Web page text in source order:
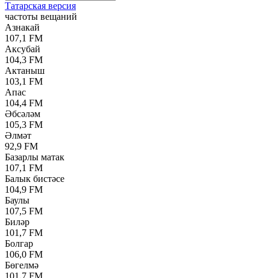
Татарская версия
частоты вещаний
Азнакай
107,1 FM
Аксубай
104,3 FM
Актаныш
103,1 FM
Апас
104,4 FM
Әбсәләм
105,3 FM
Әлмәт
92,9 FM
Базарлы матак
107,1 FM
Балык бистәсе
104,9 FM
Баулы
107,5 FM
Биләр
101,7 FM
Болгар
106,0 FM
Бөгелмә
101,7 FM